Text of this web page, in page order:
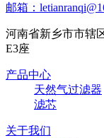
邮箱：
河南省新乡市市辖
E3座
产品中心
天然气过滤器
滤芯
关于我们